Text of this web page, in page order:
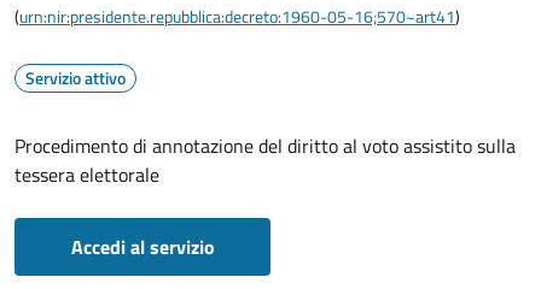
(urn:nir:presidente.repubblica:decreto:1960-05-16;570~art41)
Servizio attivo
Procedimento di annotazione del diritto al voto assistito sulla
tessera elettorale
Accedi al servizio